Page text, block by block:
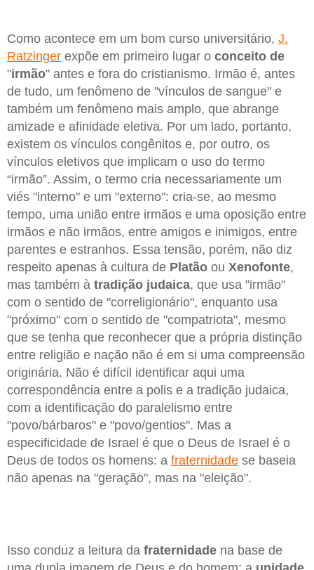
Como acontece em um bom curso universitário, J.
Ratzinger expõe em primeiro lugar o conceito de
"irmão" antes e fora do cristianismo. Irmão é, antes
de tudo, um fenômeno de "vínculos de sangue" e
também um fenômeno mais amplo, que abrange
amizade e afinidade eletiva. Por um lado, portanto,
existem os vínculos congênitos e, por outro, os
vínculos eletivos que implicam o uso do termo
“irmão”. Assim, o termo cria necessariamente um
viés "interno" e um "externo": cria-se, ao mesmo
tempo, uma união entre irmãos e uma oposição entre
irmãos e não irmãos, entre amigos e inimigos, entre
parentes e estranhos. Essa tensão, porém, não diz
respeito apenas à cultura de Platão ou Xenofonte,
mas também à tradição judaica, que usa "irmão"
com o sentido de "correligionário", enquanto usa
"próximo" com o sentido de "compatriota", mesmo
que se tenha que reconhecer que a própria distinção
entre religião e nação não é em si uma compreensão
originária. Não é difícil identificar aqui uma
correspondência entre a polis e a tradição judaica,
com a identificação do paralelismo entre
"povo/bárbaros" e "povo/gentios". Mas a
especificidade de Israel é que o Deus de Israel é o
Deus de todos os homens: a fraternidade se baseia
não apenas na "geração", mas na "eleição".
Isso conduz a leitura da fraternidade na base de